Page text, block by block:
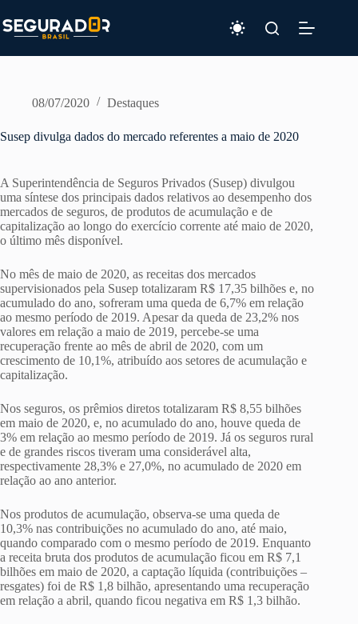
para
o
08/07/2020 Destaques
Susep divulga dados do mercado referentes a maio de 2020
A Superintendência de Seguros Privados (Susep) divulgou
uma síntese dos principais dados relativos ao desempenho dos
mercados de seguros, de produtos de acumulação e de
capitalização ao longo do exercício corrente até maio de 2020,
o último mês disponível.
No mês de maio de 2020, as receitas dos mercados
supervisionados pela Susep totalizaram R$ 17,35 bilhões e, no
acumulado do ano, sofreram uma queda de 6,7% em relação
ao mesmo período de 2019. Apesar da queda de 23,2% nos
valores em relação a maio de 2019, percebe-se uma
recuperação frente ao mês de abril de 2020, com um
crescimento de 10,1%, atribuído aos setores de acumulação e
capitalização.
Nos seguros, os prêmios diretos totalizaram R$ 8,55 bilhões
em maio de 2020, e, no acumulado do ano, houve queda de
3% em relação ao mesmo período de 2019. Já os seguros rural
e de grandes riscos tiveram uma considerável alta,
respectivamente 28,3% e 27,0%, no acumulado de 2020 em
relação ao ano anterior.
Nos produtos de acumulação, observa-se uma queda de
10,3% nas contribuições no acumulado do ano, até maio,
quando comparado com o mesmo período de 2019. Enquanto
a receita bruta dos produtos de acumulação ficou em R$ 7,1
bilhões em maio de 2020, a captação líquida (contribuições –
resgates) foi de R$ 1,8 bilhão, apresentando uma recuperação
em relação a abril, quando ficou negativa em R$ 1,3 bilhão.